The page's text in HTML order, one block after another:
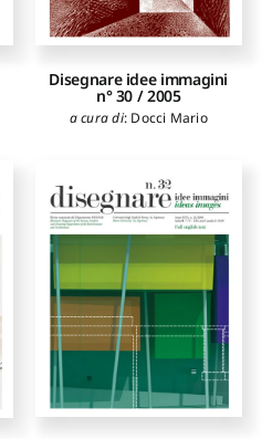
Disegnare idee immagini
n° 30 / 2005
a cura di: Docci Mario